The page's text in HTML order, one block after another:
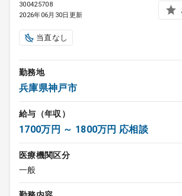
300425708
2026年06月30日更新
当直なし
勤務地
兵庫県神戸市
給与（年収）
1700万円 ～ 1800万円 応相談
医療機関区分
一般